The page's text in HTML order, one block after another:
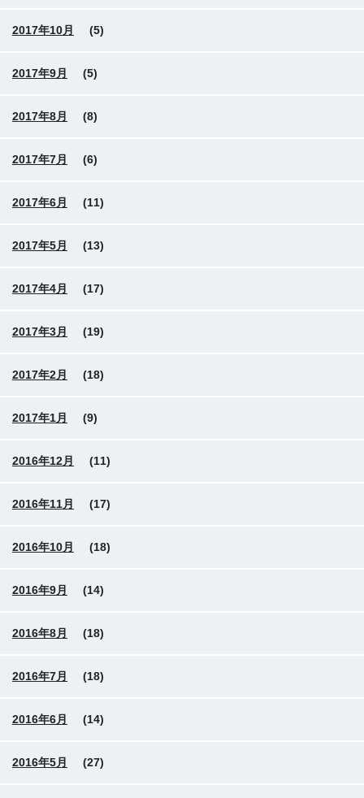
2017年10月 (5)
2017年9月 (5)
2017年8月 (8)
2017年7月 (6)
2017年6月 (11)
2017年5月 (13)
2017年4月 (17)
2017年3月 (19)
2017年2月 (18)
2017年1月 (9)
2016年12月 (11)
2016年11月 (17)
2016年10月 (18)
2016年9月 (14)
2016年8月 (18)
2016年7月 (18)
2016年6月 (14)
2016年5月 (27)